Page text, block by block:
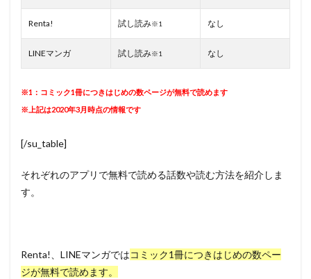
Renta! 試し読み※1 なし
LINEマンガ 試し読み※1 なし
※1：コミック1冊につきはじめの数ページが無料で読めます
※上記は2020年3月時点の情報です
[/su_table]
それぞれのアプリで無料で読める話数や読む方法を紹介しま
す。
Renta!、LINEマンガではコミック1冊につきはじめの数ペー
ジが無料で読めます。